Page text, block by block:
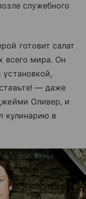
служебного
готовит салат
всего мира. Он
— даже
Оливер, и
кулинарию в